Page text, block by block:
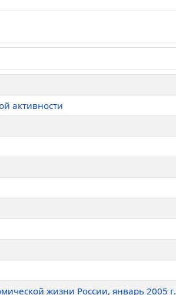
активности
жизни России, январь 2005 г.